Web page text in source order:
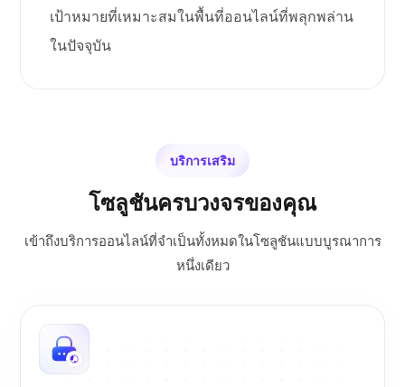
เป้าหมายที่เหมาะสมในพื้นที่ออนไลน์ที่พลุกพล่าน
ในปัจจุบัน
บริการเสริม
โซลูชันครบวงจรของคุณ
เข้าถึงบริการออนไลน์ที่จำเป็นทั้งหมดในโซลูชันแบบบูรณาการ
หนึ่งเดียว